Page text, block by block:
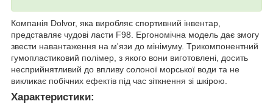
Компанія Dolvor, яка виробляє спортивний інвентар,
представляє чудові ласти F98. Ергономічна модель дає змогу
звести навантаження на м'язи до мінімуму. Трикомпонентний
гумопластиковий полімер, з якого вони виготовлені, досить
несприйнятливий до впливу солоної морської води та не
викликає побічних ефектів під час зіткнення зі шкірою.
Характеристики: